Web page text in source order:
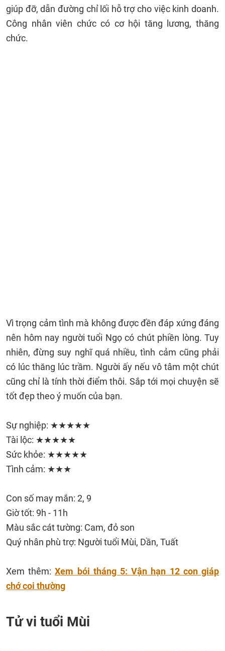
giúp đỡ, dẫn đường chỉ lối hỗ trợ cho việc kinh doanh.
Công nhân viên chức có cơ hội tăng lương, thăng
chức.
Vì trọng cảm tình mà không được đền đáp xứng đáng
nên hôm nay người tuổi Ngọ có chút phiền lòng. Tuy
nhiên, đừng suy nghĩ quá nhiều, tình cảm cũng phải
có lúc thăng lúc trầm. Người ấy nếu vô tâm một chút
cũng chỉ là tính thời điểm thôi. Sắp tới mọi chuyện sẽ
tốt đẹp theo ý muốn của bạn.
Sự nghiệp: ★★★★★
Tài lộc: ★★★★★
Sức khỏe: ★★★★★
Tình cảm: ★★★
Con số may mắn: 2, 9
Giờ tốt: 9h - 11h
Màu sắc cát tường: Cam, đỏ son
Quý nhân phù trợ: Người tuổi Mùi, Dần, Tuất
Xem thêm:Xem bói tháng 5: Vận hạn 12 con giáp
chớ coi thường
Tử vi tuổi Mùi